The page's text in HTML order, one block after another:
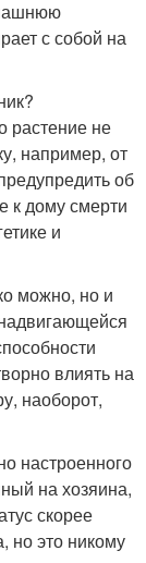
с собой на
растение не
например, от
об
к дому смерти
и
можно, но и
влиять на
наоборот,
настроенного
на хозяина,
скорее
но это никому